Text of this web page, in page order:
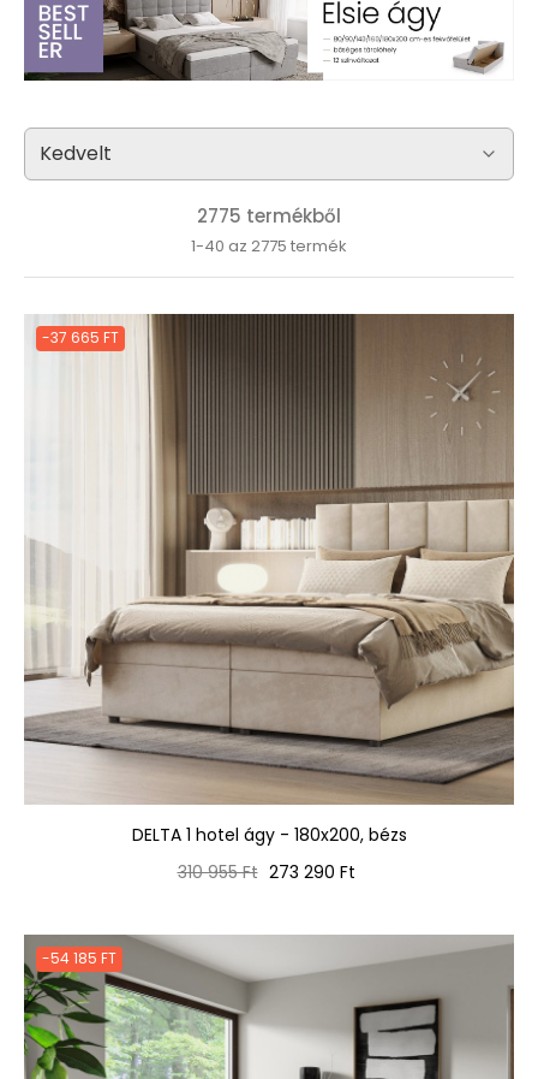
2775 termékből
1-40 az 2775 termék
-37 665 FT
DELTA 1 hotel ágy - 180x200, bézs
Normál
310 955 Ft Ár
273 290 Ft
-54 185 FT